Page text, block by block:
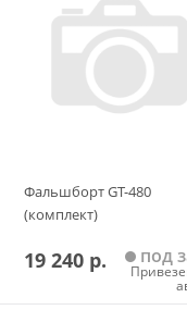
Фальшборт GT-480
(комплект)
19 240 р. под